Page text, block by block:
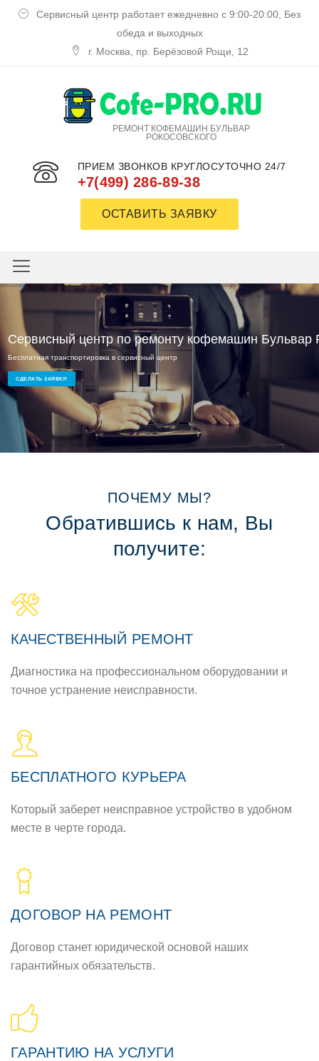
Сервисный центр работает ежедневно с 9:00-20:00, Без
обеда и выходных
г. Москва, пр. Берёзовой Рощи, 12
РЕМОНТ КОФЕМАШИН БУЛЬВАР
РОКОСОВСКОГО
ПРИЕМ ЗВОНКОВ КРУГЛОСУТОЧНО 24/7
+7(499) 286-89-38
ОСТАВИТЬ ЗАЯВКУ
Сервисный центр по ремонту кофемашин Бульвар
Бесплатная транспортировка в сервисный центр
Ремонт кофемашин на дому или в офисе
СДЕЛАТЬ ЗАЯВКУ!
ПОЧЕМУ МЫ?
Обратившись к нам, Вы
получите:
КАЧЕСТВЕННЫЙ РЕМОНТ
Диагностика на профессиональном оборудовании и
точное устранение неисправности.
БЕСПЛАТНОГО КУРЬЕРА
Который заберет неисправное устройство в удобном
месте в черте города.
ДОГОВОР НА РЕМОНТ
Договор станет юридической основой наших
гарантийных обязательств.
ГАРАНТИЮ НА УСЛУГИ